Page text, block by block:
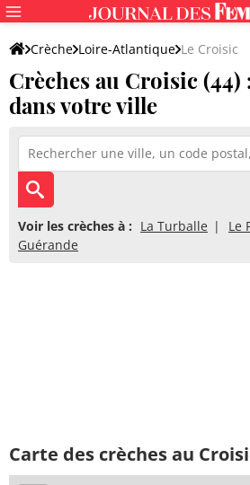
Crèche Loire-Atlantique Le Croisic
Crèches au Croisic (44)
dans votre ville
Voir les crèches à : La Turballe
Le
Guérande
Carte des crèches au